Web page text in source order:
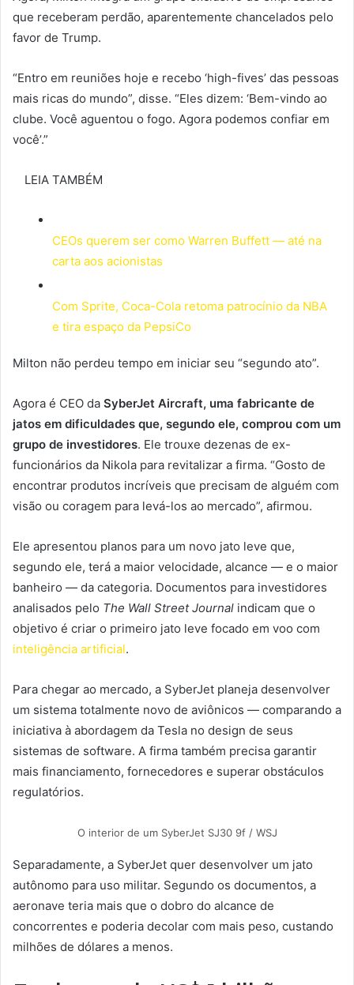
que receberam perdão, aparentemente chancelados pelo
favor de Trump.
“Entro em reuniões hoje e recebo ‘high-fives’ das pessoas
mais ricas do mundo”, disse. “Eles dizem: ‘Bem-vindo ao
clube. Você aguentou o fogo. Agora podemos confiar em
você’.”
LEIA TAMBÉM
CEOs querem ser como Warren Buffett — até na
carta aos acionistas
Com Sprite, Coca-Cola retoma patrocínio da NBA
e tira espaço da PepsiCo
Milton não perdeu tempo em iniciar seu “segundo ato”.
Agora é CEO da SyberJet Aircraft, uma fabricante de
jatos em dificuldades que, segundo ele, comprou com um
grupo de investidores. Ele trouxe dezenas de ex-
funcionários da Nikola para revitalizar a firma. “Gosto de
encontrar produtos incríveis que precisam de alguém com
visão ou coragem para levá-los ao mercado”, afirmou.
Ele apresentou planos para um novo jato leve que,
segundo ele, terá a maior velocidade, alcance — e o maior
banheiro — da categoria. Documentos para investidores
analisados pelo The Wall Street Journal indicam que o
objetivo é criar o primeiro jato leve focado em voo com
inteligência artificial.
Para chegar ao mercado, a SyberJet planeja desenvolver
um sistema totalmente novo de aviônicos — comparando a
iniciativa à abordagem da Tesla no design de seus
sistemas de software. A firma também precisa garantir
mais financiamento, fornecedores e superar obstáculos
regulatórios.
O interior de um SyberJet SJ30 9f / WSJ
Separadamente, a SyberJet quer desenvolver um jato
autônomo para uso militar. Segundo os documentos, a
aeronave teria mais que o dobro do alcance de
concorrentes e poderia decolar com mais peso, custando
milhões de dólares a menos.